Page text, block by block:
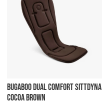
BUGABOO DUAL COMFORT SITTDYNA
COCOA BROWN